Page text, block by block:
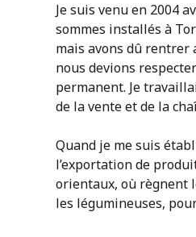
Je suis venu en 2004
sommes installés à
mais avons dû rentrer
nous devions
permanent. Je
de la vente et de la
Quand je me suis
l’exportation de
orientaux, où règnent
les légumineuses,